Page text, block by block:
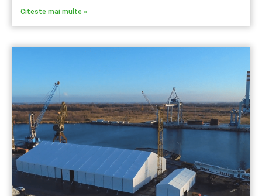
Citeste mai multe »